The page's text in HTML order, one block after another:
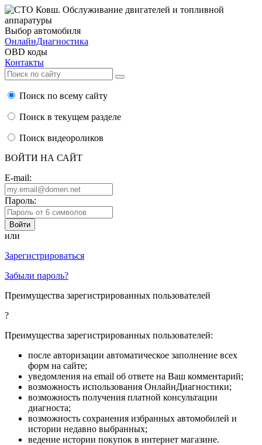
Выбор автомобиля
ОнлайнДиагностика
OBD коды
Контакты
Поиск по всему сайту
Поиск в текущем разделе
Поиск видеороликов
ВОЙТИ НА САЙТ
E-mail:
Пароль:
или
Зарегистрироваться
Забыли пароль?
Преимущества зарегистрированных пользователей
?
Преимущества зарегистрированных пользователей:
после авторизации автоматическое заполнение всех
форм на сайте;
уведомления на email об ответе на Ваш комментарий;
возможность использования ОнлайнДиагностики;
возможность получения платной консультации
диагноста;
возможность сохранения избранных автомобилей и
истории недавно выбранных;
ведение истории покупок в интернет магазине.